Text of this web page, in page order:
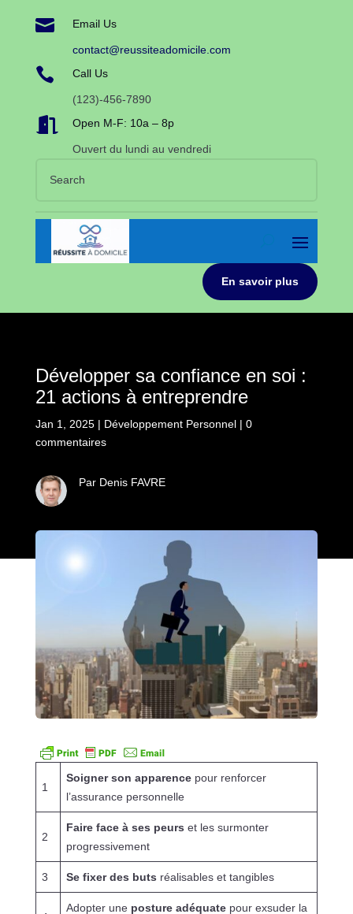
 Email Us
contact@reussiteadomicile.com
 Call Us
(123)-456-7890
 Open M-F: 10a – 8p
Ouvert du lundi au vendredi
En savoir plus
Développer sa confiance en soi :
21 actions à entreprendre
Jan 1, 2025| Développement Personnel| 0
commentaires
Par Denis FAVRE
1
Soigner son apparencepour renforcer
l’assurance personnelle
2
Faire face à ses peurs et les surmonter
progressivement
3 Se fixer des buts réalisables et tangibles
Adopter une posture adéquatepour exsuder la